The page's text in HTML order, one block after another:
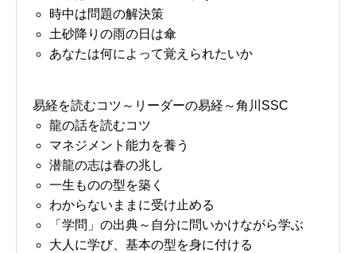
時中は問題の解決策
土砂降りの雨の日は傘
あなたは何によって覚えられたいか
易経を読むコツ～リーダーの易経～角川SSC
龍の話を読むコツ
マネジメント能力を養う
潜龍の志は春の兆し
一生ものの型を築く
わからないままに受け止める
「学問」の出典～自分に問いかけながら学ぶ
大人に学び、基本の型を身に付ける